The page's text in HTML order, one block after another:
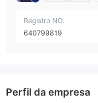
Registro NO.
640799819
Perfil da empresa